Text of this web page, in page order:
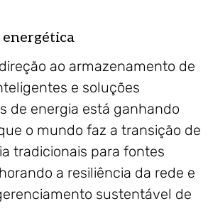
ao armazenamento de
e soluções
de energia está ganhando
o mundo faz a transição de
tradicionais para fontes
a resiliência da rede e
sustentável de